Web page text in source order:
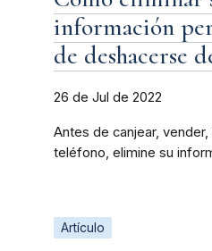
información
de deshacerse
26 de Jul de 2022
Antes de canjear,
teléfono, elimine su
Artículo